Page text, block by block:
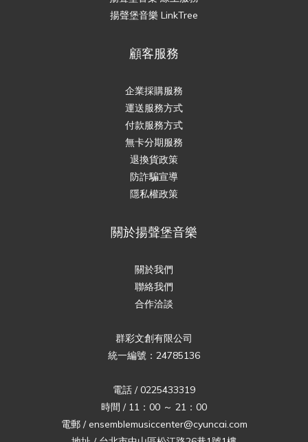
揚聲堡音樂 LinkTree
顧客服務
企業採購服務
運送服務方式
付款服務方式
無卡分期服務
退換貨政策
防詐騙宣導
隱私權政策
關於揚聲堡音樂
關於我們
聯絡我們
合作洽談
群彩文創有限公司
統一編號：24785136
電話 / 0225433319
時間 / 11：00 ～ 21：00
電郵 / ensemblemusiccenter@cyuncai.com